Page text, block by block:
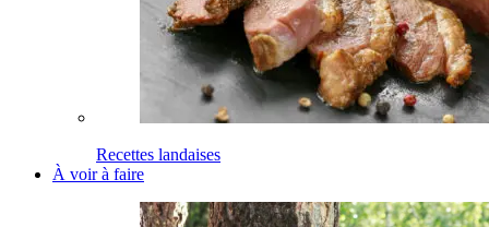
Recettes landaises
À voir à faire